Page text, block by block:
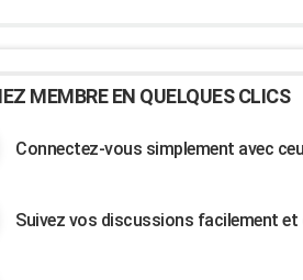
MEMBRE EN QUELQUES CLICS
Connectez-vous simplement avec
Suivez vos discussions facilement et